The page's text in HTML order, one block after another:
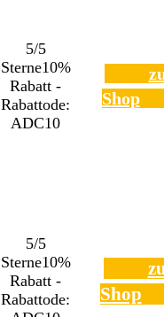
5/5
Sterne10%
Rabatt -
Rabattode:
ADC10
Shop
5/5
Sterne10%
Rabatt -
Rabattode:
Shop